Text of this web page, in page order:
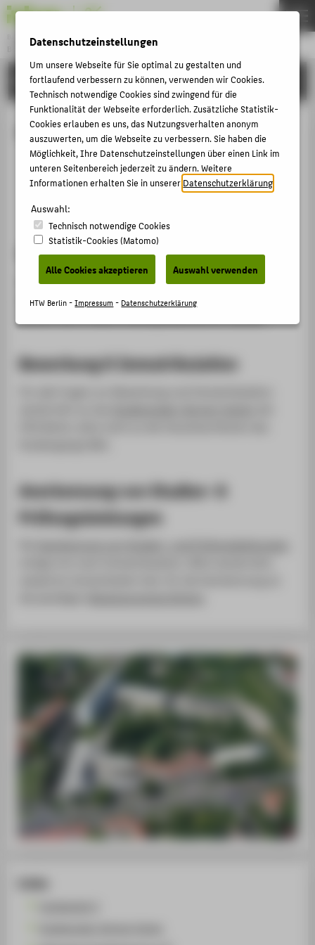
Bachelor
BETRIEBSWIRTSCHAFTSLEHRE
Menu
PERSONEN
Personen
Studien- & Prüfungsordnung
Bewerbung & Immatrikulation
Anerkennung von Studien- & Prüfungsleistungen
Studien- & Prüfungsordnung
Bitte lies dieStudien- und Prüfungsordnung des
Studiengangs BWL [PDF]gründlich durch. Viele Fragen
Bewerbung & Immatrikulation
Anerkennung von Studien- &
Prüfungsleistungen
Links
THEMEN
STUDIUM
BEWERBUNG
KARRIERE
PERSONEN
ZENTRALE SEITEN
PORTALE
BERATUNG & SERVICE
Datenschutzeinstellungen
Um unsere Webseite für Sie optimal zu gestalten und
fortlaufend verbessern zu können, verwenden wir Cookies.
Technisch notwendige Cookies sind zwingend für die
Funktionalität der Webseite erforderlich. Zusätzliche Statistik-
Cookies erlauben es uns, das Nutzungsverhalten anonym
auszuwerten, um die Webseite zu verbessern. Sie haben die
Möglichkeit, Ihre Datenschutzeinstellungen über einen Link im
unteren Seitenbereich jederzeit zu ändern. Weitere
Informationen erhalten Sie in unsererDatenschutzerklärung
Auswahl:
Technisch notwendige Cookies
Statistik-Cookies (Matomo)
Alle Cookies akzeptieren Auswahl verwenden
HTW Berlin -Impressum- Datenschutzerklärung